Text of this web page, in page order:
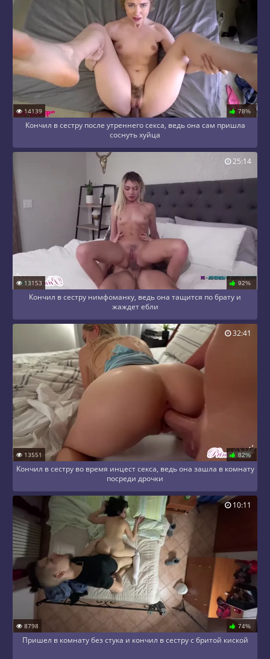
14139 78%
Кончил в сестру после утреннего секса, ведь она сам пришла
соснуть хуйца
13153 92%
Кончил в сестру нимфоманку, ведь она тащится по брату и
жаждет ебли
25:14
13551 82%
Кончил в сестру во время инцест секса, ведь она зашла в комнату
посреди дрочки
32:41
8798 74%
Пришел в комнату без стука и кончил в сестру с бритой киской
10:11